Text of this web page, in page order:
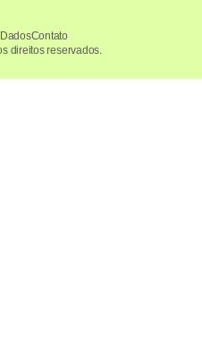
direitos reservados.
Contato